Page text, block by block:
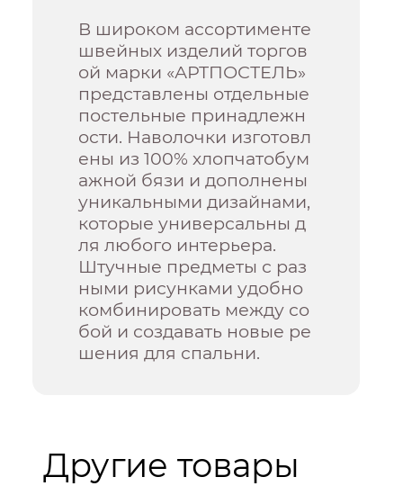
В широком ассортименте
швейных изделий торгов
ой марки «АРТПОСТЕЛЬ»
представлены отдельные
постельные принадлежн
ости. Наволочки изготовл
ены из 100% хлопчатобум
ажной бязи и дополнены
уникальными дизайнами,
которые универсальны д
ля любого интерьера.
Штучные предметы с раз
ными рисунками удобно
комбинировать между со
бой и создавать новые ре
шения для спальни.
Другие товары